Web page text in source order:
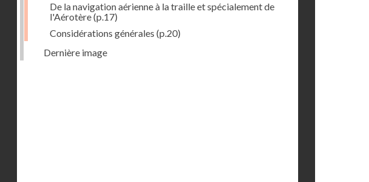
De la navigation aérienne à la traille et spécialement de
l'Aérotère(p.17)
Considérations générales (p.20)
Dernière image